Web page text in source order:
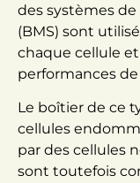
des systèmes
(BMS) sont
chaque cellule
performances
Le boîtier de ce
cellules
par des cellules
sont toutefois